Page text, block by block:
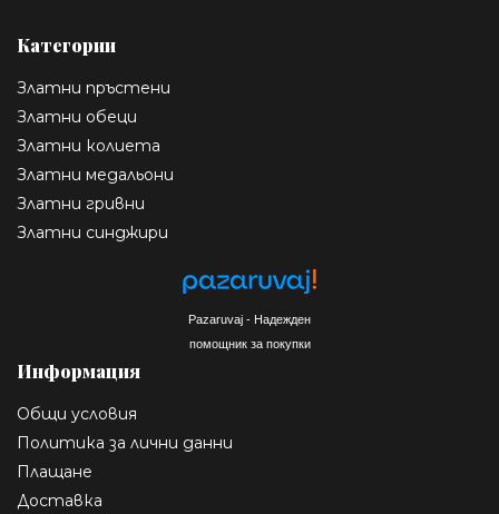
Категории
Златни пръстени
Златни обеци
Златни колиета
Златни медальони
Златни гривни
Златни синджири
Pazaruvaj - Надежден
помощник за покупки
Информация
Общи условия
Политика за лични данни
Плащане
Доставка